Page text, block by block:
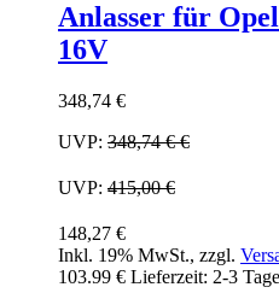
Anlasser für
16V
348,74 €
UVP: 348,74 €€
UVP: 415,00 €
148,27 €
Inkl. 19% MwSt., zzgl.
103.99 € Lieferzeit: 2-3 Tage